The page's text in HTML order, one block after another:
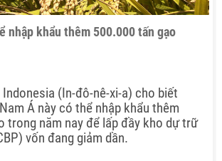
nhập khẩu thêm 500.000 tấn gạo
(In-đô-nê-xi-a) cho biết
Á này có thể nhập khẩu thêm
trong năm nay để lấp đầy kho dự trữ
vốn đang giảm dần.